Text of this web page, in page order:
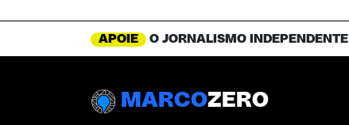
APOIE O JORNALISMO INDEPENDENTE
MARCOZERO